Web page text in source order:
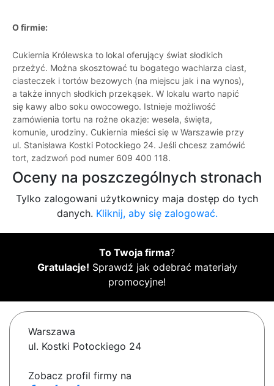
O firmie:
Cukiernia Królewska to lokal oferujący świat słodkich
przeżyć. Można skosztować tu bogatego wachlarza ciast,
ciasteczek i tortów bezowych (na miejscu jak i na wynos),
a także innych słodkich przekąsek. W lokalu warto napić
się kawy albo soku owocowego. Istnieje możliwość
zamówienia tortu na rożne okazje: wesela, święta,
komunie, urodziny. Cukiernia mieści się w Warszawie przy
ul. Stanisława Kostki Potockiego 24. Jeśli chcesz zamówić
tort, zadzwoń pod numer 609 400 118.
Oceny na poszczególnych stronach
Tylko zalogowani użytkownicy maja dostęp do tych
danych. Kliknij, aby się zalogować.
To Twoja firma?
Gratulacje! Sprawdź jak odebrać materiały
promocyjne!
Warszawa
ul. Kostki Potockiego 24
Zobacz profil firmy na